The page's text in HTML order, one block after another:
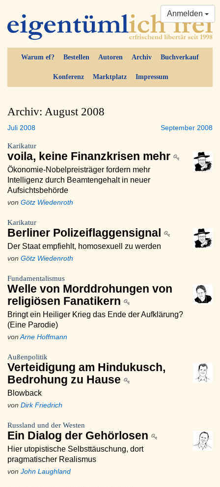
Warum ef? Bestellen Autoren Archiv Buchverkauf
Konferenz Marktplatz Impressum
Anmelden
Archiv: August 2008
Juli 2008 September 2008
Karikatur
voila, keine Finanzkrisen mehr
Ökonomie-Nobelpreisträger fordern mehr
Intelligenz durch Beamtengehalt in neuer
Aufsichtsbehörde
von Götz Wiedenroth
Karikatur
Berliner Polizeiflaggensignal
Der Staat empfiehlt, homosexuell zu werden
von Götz Wiedenroth
Fundamentalismus
Welle von Morddrohungen von
religiösen Fanatikern
Bringt ein Heiliger Krieg das Ende der Aufklärung?
(Eine Parodie)
von Arne Hoffmann
Außenpolitik
Verteidigung am Hindukusch,
Bedrohung zu Hause
Blowback
von Dirk Friedrich
Russland und der Westen
Ein Dialog der Gehörlosen
Hier utopistische Selbsttäuschung, dort
pragmatischer Realismus
von John Laughland